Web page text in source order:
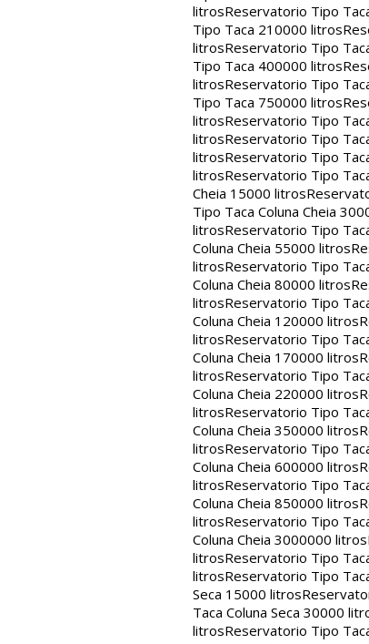
litrosReservatorio Tipo
Tipo Taca 210000 litros
litrosReservatorio Tipo
Tipo Taca 400000 litros
litrosReservatorio Tipo
Tipo Taca 750000 litros
litrosReservatorio Tipo
litrosReservatorio Tipo
litrosReservatorio Tipo
litrosReservatorio Tipo
Cheia 15000 litros
Tipo Taca Coluna Cheia
litrosReservatorio Tipo
Coluna Cheia 55000 litros
litrosReservatorio Tipo
Coluna Cheia 80000 litros
litrosReservatorio Tipo
Coluna Cheia 120000 litros
litrosReservatorio Tipo
Coluna Cheia 170000 litros
litrosReservatorio Tipo
Coluna Cheia 220000 litros
litrosReservatorio Tipo
Coluna Cheia 350000 litros
litrosReservatorio Tipo
Coluna Cheia 600000 litros
litrosReservatorio Tipo
Coluna Cheia 850000 litros
litrosReservatorio Tipo
Coluna Cheia 3000000 litros
litrosReservatorio Tipo
litrosReservatorio Tipo
Seca 15000 litros
Taca Coluna Seca 30000
litrosReservatorio Tipo